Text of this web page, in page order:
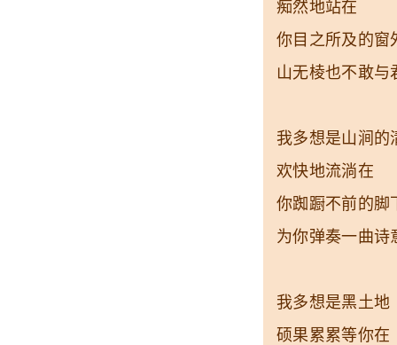
痴然地站在
你目之所及的窗
山无棱也不敢与
我多想是山涧的
欢快地流淌在
你踟蹰不前的脚
为你弹奏一曲诗
我多想是黑土地
硕果累累等你在